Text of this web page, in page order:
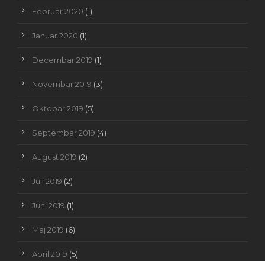
Februar 2020 (1)
Januar 2020 (1)
Decembar 2019 (1)
Novembar 2019 (3)
Oktobar 2019 (5)
Septembar 2019 (4)
August 2019 (2)
Juli 2019 (2)
Juni 2019 (1)
Maj 2019 (6)
April 2019 (5)